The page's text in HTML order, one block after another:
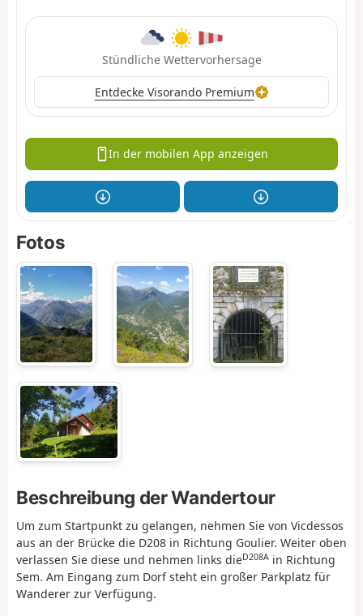
Stündliche Wettervorhersage
Entdecke Visorando Premium
In der mobilen App anzeigen
Fotos
Beschreibung der Wandertour
Um zum Startpunkt zu gelangen, nehmen Sie von Vicdessos
aus an der Brücke die D208 in Richtung Goulier. Weiter oben
verlassen Sie diese und nehmen links dieD208A in Richtung
Sem. Am Eingang zum Dorf steht ein großer Parkplatz für
Wanderer zur Verfügung.